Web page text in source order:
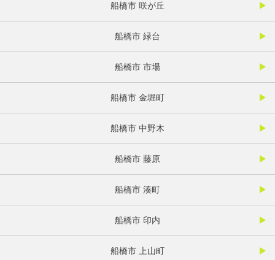
船橋市 咲が丘
船橋市 緑台
船橋市 市場
船橋市 金堀町
船橋市 中野木
船橋市 藤原
船橋市 湊町
船橋市 印内
船橋市 上山町